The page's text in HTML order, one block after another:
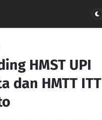
HMST UPI
dan HMTT ITT